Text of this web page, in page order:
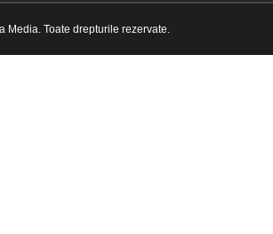
Media. Toate drepturile rezervate.